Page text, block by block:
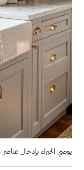
يوصي الخبراء بإدخال